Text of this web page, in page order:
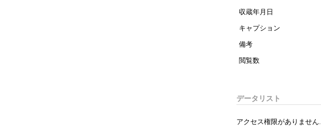
収蔵年月日
キャプション
備考
閲覧数
データリスト
アクセス権限がありません.